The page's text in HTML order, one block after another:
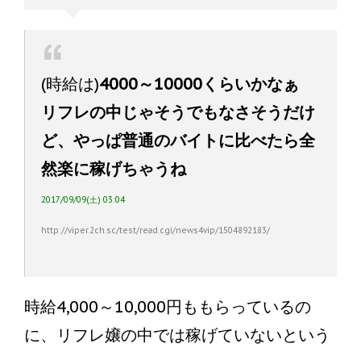
(時給は)4000～10000くらいかなぁ
リフレの中じゃそうでもなさそうだけ
ど、やっぱ普通のバイトに比べたら全
然楽に稼げちゃうね
2017/09/09(土) 03:04
http://viper.2ch.sc/test/read.cgi/news4vip/1504892183/
時給4,000～10,000円ももらっているの
に、リフレ嬢の中では稼げていないという